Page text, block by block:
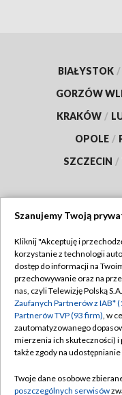
BIAŁYSTOK /
GORZÓW
KRAKÓW /
OPOLE /
SZCZECIN /
Abonament TVP
Emisja w TVP
Centrum informacji
Naziemna Telewizja
Rada Programowa
Szanujemy Twoją
Kliknij "Akceptuję i
korzystanie z technologii
dostęp do informacji na
przechowywanie oraz na
nas, czyli Telewizję Polską
Zaufanych Partnerów z IAB*
Partnerów TVP (93 firm), w
zautomatyzowanego
mierzenia ich skuteczności) i
także zgody na
Twoje dane osobowe
poszczególnych serwisów